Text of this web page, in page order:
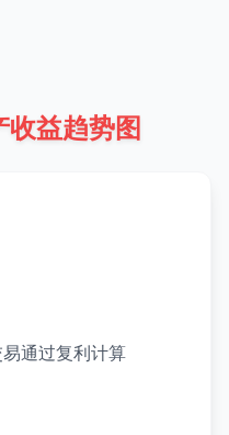
益趋势图
通过复利计算